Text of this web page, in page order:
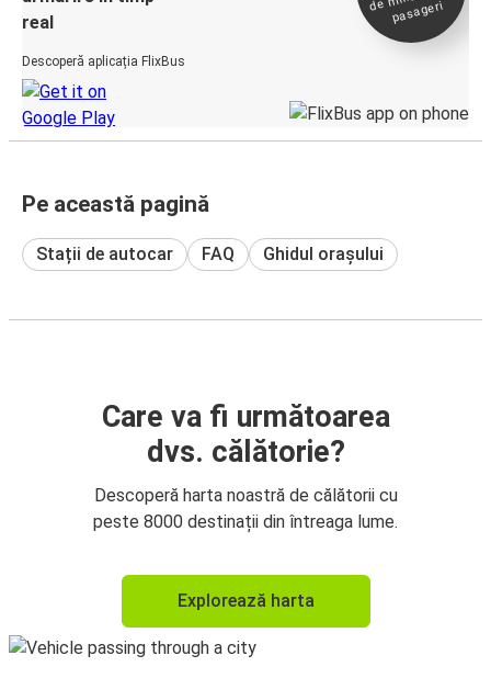
real
Descoperă aplicația FlixBus
pasageri
Pe această pagină
Stații de autocar FAQ Ghidul orașului
Care va fi următoarea
dvs. călătorie?
Descoperă harta noastră de călătorii cu
peste 8000 destinații din întreaga lume.
Explorează harta